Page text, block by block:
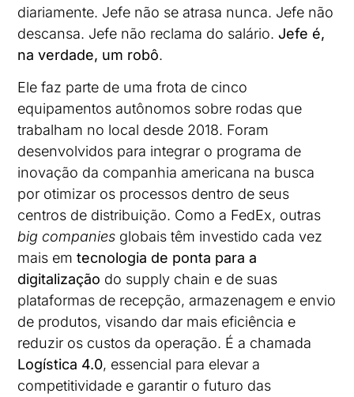
diariamente. Jefe não se atrasa nunca. Jefe não
descansa. Jefe não reclama do salário.Jefe é,
na verdade, um robô.
Ele faz parte de uma frota de cinco
equipamentos autônomos sobre rodas que
trabalham no local desde 2018. Foram
desenvolvidos para integrar o programa de
inovação da companhia americana na busca
por otimizar os processos dentro de seus
centros de distribuição. Como a FedEx, outras
big companies globais têm investido cada vez
mais emtecnologia de ponta para a
digitalização do supply chain e de suas
plataformas de recepção, armazenagem e envio
de produtos, visando dar mais eficiência e
reduzir os custos da operação. É a chamada
Logística 4.0, essencial para elevar a
competitividade e garantir o futuro das